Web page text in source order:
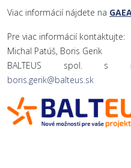
Viac informácií nájdete na
Pre viac informácií kontaktujte:
Michal Patúš, Boris Gerik
BALTEUS spol.
boris.gerik@balteus.sk